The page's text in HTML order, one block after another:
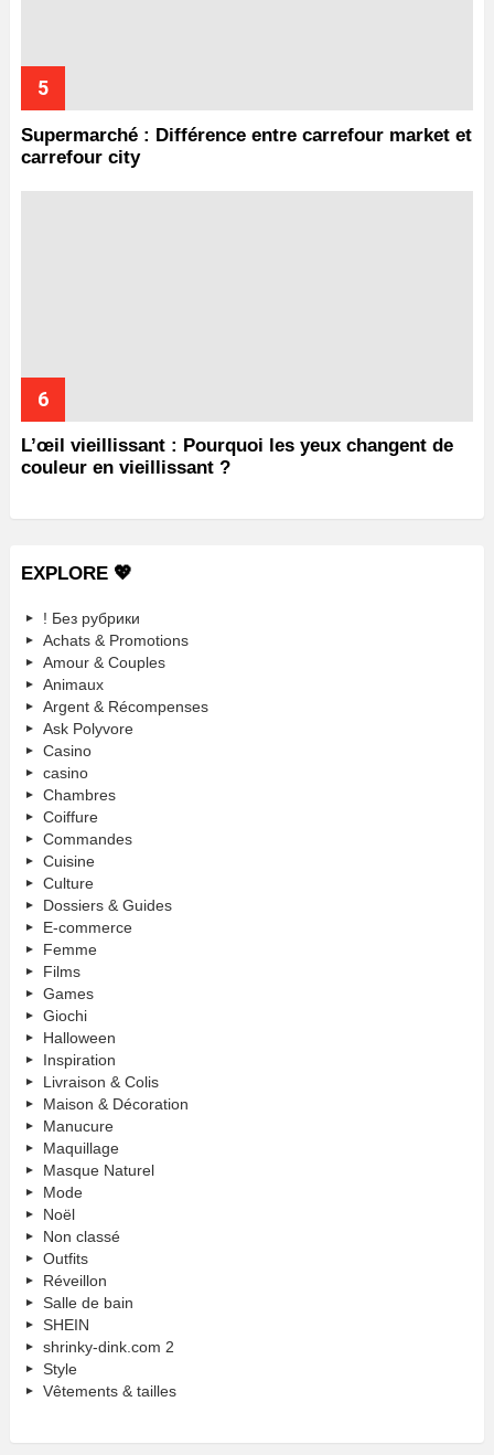
Supermarché : Différence entre carrefour market et
carrefour city
L’œil vieillissant : Pourquoi les yeux changent de
couleur en vieillissant ?
EXPLORE 💖
! Без рубрики
Achats & Promotions
Amour & Couples
Animaux
Argent & Récompenses
Ask Polyvore
Casino
casino
Chambres
Coiffure
Commandes
Cuisine
Culture
Dossiers & Guides
E-commerce
Femme
Films
Games
Giochi
Halloween
Inspiration
Livraison & Colis
Maison & Décoration
Manucure
Maquillage
Masque Naturel
Mode
Noël
Non classé
Outfits
Réveillon
Salle de bain
SHEIN
shrinky-dink.com 2
Style
Vêtements & tailles